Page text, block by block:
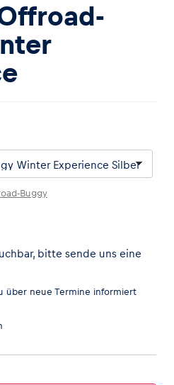
Buggy
bitte sende uns eine
über neue Termine informiert